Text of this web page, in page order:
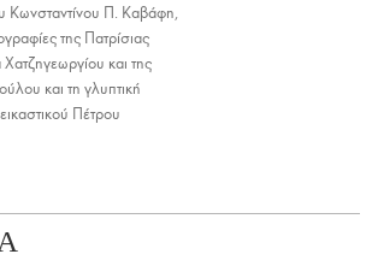
Κωνσταντίνου Π. Καβάφη,
της Πατρίσιας
και της
και τη γλυπτική
Πέτρου